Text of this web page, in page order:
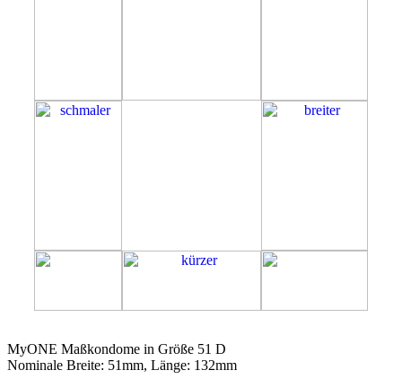
MyONE Maßkondome in Größe 51 D
Nominale Breite: 51mm, Länge: 132mm